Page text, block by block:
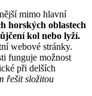
mimo hlavní
horských oblastech
kol nebo lyží.
webové stránky.
funguje možnost
při delších
řešit složitou